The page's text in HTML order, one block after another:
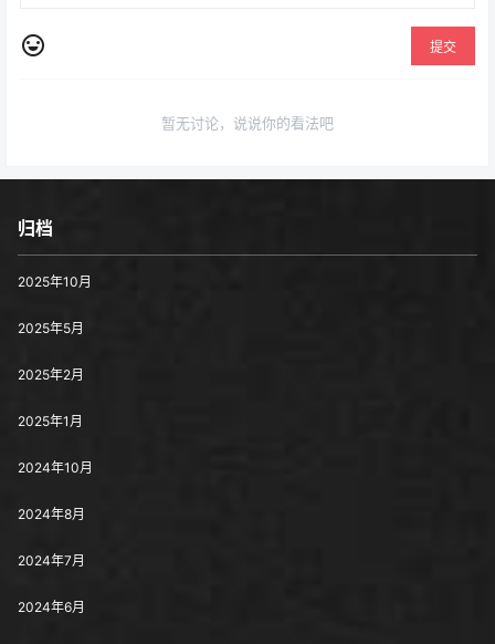
提交
暂无讨论，说说你的看法吧
归档
2025年10月
2025年5月
2025年2月
2025年1月
2024年10月
2024年8月
2024年7月
2024年6月